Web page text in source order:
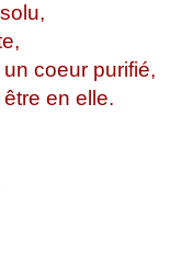
coeur purifié,
en elle.